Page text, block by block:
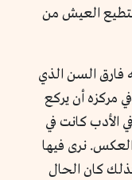
العيش من
فارق السن الذي
مركزه أن يركع
الأدب كانت في
العكس. نرى فيها
كان الحال